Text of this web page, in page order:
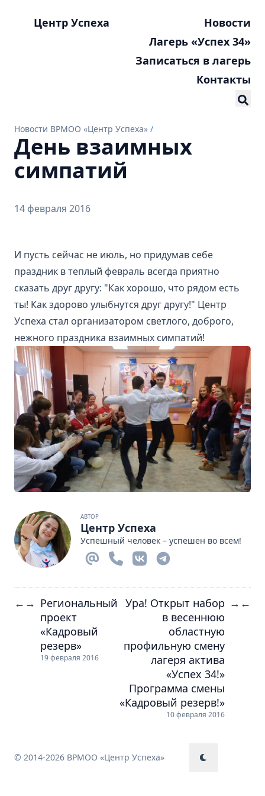
Центр Успеха
Новости
Лагерь «Успех 34»
Записаться в лагерь
Контакты
Новости ВРМОО «Центр Успеха» /
День взаимных
симпатий
14 февраля 2016
И пусть сейчас не июль, но придумав себе
праздник в теплый февраль всегда приятно
сказать друг другу: "Как хорошо, что рядом есть
ты! Как здорово улыбнутся друг другу!" Центр
Успеха стал организатором светлого, доброго,
нежного праздника взаимных симпатий!
АВТОР
Центр Успеха
Успешный человек – успешен во всем!
← → Региональный
проект
«Кадровый
резерв»
19 февраля 2016
Ура! Открыт набор
в весеннюю
областную
профильную смену
лагеря актива
«Успех 34!»
Программа смены
«Кадровый резерв!»
10 февраля 2016
→ ←
© 2014-2026 ВРМОО «Центр Успеха»